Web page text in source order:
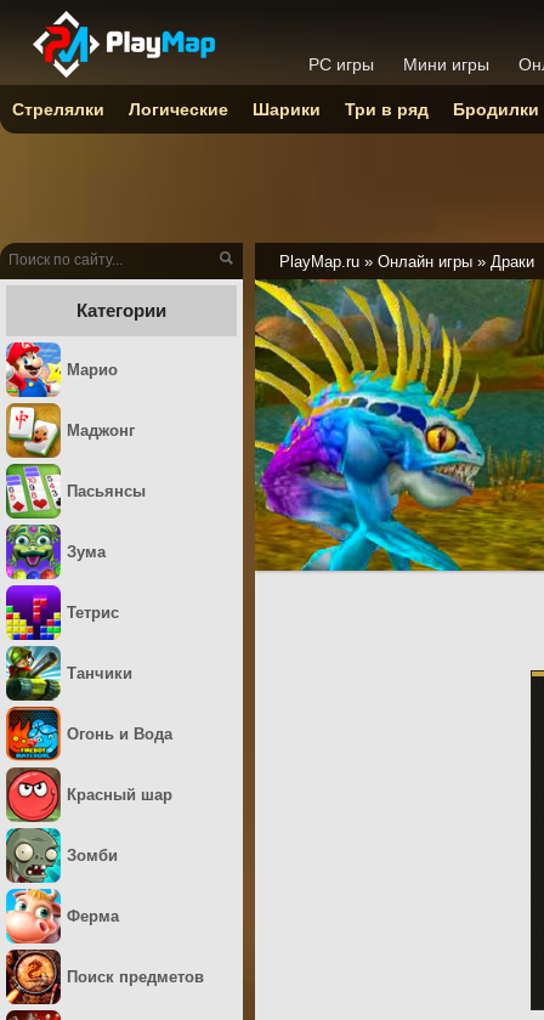
PlayMap.ru » Онлайн игры » Драки
Категории
Марио
Маджонг
Пасьянсы
Зума
Тетрис
Танчики
Огонь и Вода
Красный шар
Зомби
Ферма
Поиск предметов
PC игры Мини игры
Стрелялки Логические Шарики Три в ряд Бродилки